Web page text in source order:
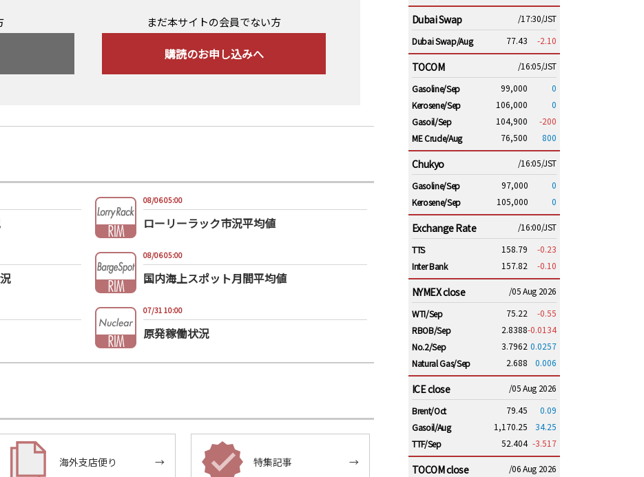
まだ本サイトの会員でない方
購読のお申し込みへ
08/06 05:00
ローリーラック市況平均値
08/06 05:00
国内海上スポット月間平均値
07/31 10:00
原発稼働状況
海外支店便り → 特集記事 →
Dubai Swap
/17:30/JST
Dubai Swap/Aug
77.43 -2.10
TOCOM
/16:05/JST
Gasoline/Sep
99,000
0
Kerosene/Sep
106,000
0
Gasoil/Sep
104,900
-200
ME Crude/Aug
76,500 800
Chukyo
/16:05/JST
Gasoline/Sep
97,000
0
Kerosene/Sep
105,000 0
Exchange Rate
/16:00/JST
TTS
158.79
-0.23
Inter Bank
157.82 -0.10
NYMEX close
/05 Aug 2026
WTI/Sep
75.22
-0.55
RBOB/Sep
2.8388-0.0134
No.2/Sep
3.7962 0.0257
Natural Gas/Sep
2.688 0.006
ICE close
/05 Aug 2026
Brent/Oct
79.45
0.09
Gasoil/Aug
1,170.25
34.25
TTF/Sep
52.404 -3.517
TOCOM close
/06 Aug 2026